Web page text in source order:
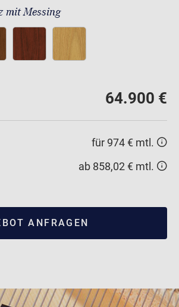
mit Messing
64.900 €
für 974 € mtl.
ab 858,02 € mtl.
ANFRAGEN